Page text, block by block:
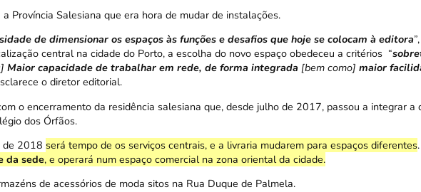
Província Salesiana que era hora de mudar de instalações.
de dimensionar os espaços às funções e desafios que hoje se colocam à editora
central na cidade do Porto, a escolha do novo espaço obedeceu a critérios “
Maior capacidade de trabalhar em rede, de forma integrada [bem como] maior
o diretor editorial.
o encerramento da residência salesiana que, desde julho de 2017, passou a integrar a
dos Órfãos.
de 2018 será tempo de os serviços centrais, e a livraria mudarem para espaços diferentes.
da sede, e operará num espaço comercial na zona oriental da cidade.
de acessórios de moda sitos na Rua Duque de Palmela.